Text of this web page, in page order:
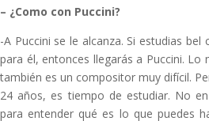
– ¿Como con Puccini?
-A Puccini se le alcanza. Si estudias
para él, entonces llegarás a Puccini. Lo
también es un compositor muy difícil.
24 años, es tiempo de estudiar. No
para entender qué es lo que puedes